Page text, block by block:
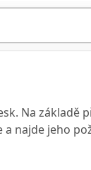
Na základě
najde jeho